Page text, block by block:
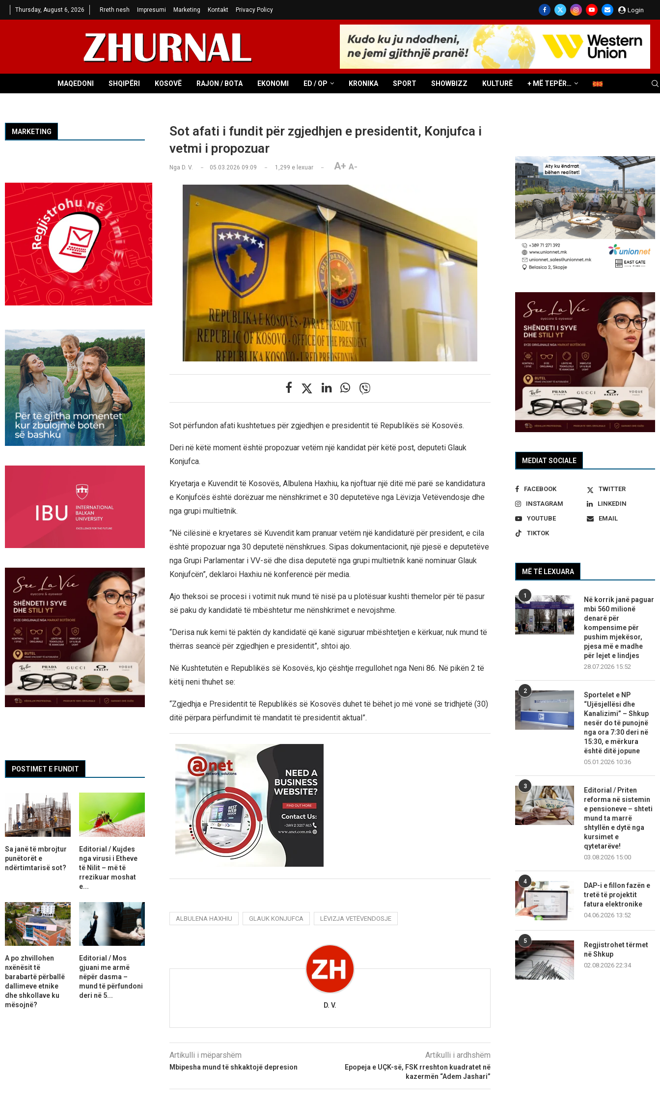
Thursday, August 6, 2026 Rreth nesh Impresumi Marketing Kontakt Privacy Policy Login
MAQEDONI SHQIPËRI KOSOVË RAJON / BOTA EKONOMI ED / OP KRONIKA SPORT SHOWBIZZ KULTURË + MË TEPËR…
Sot afati i fundit për zgjedhjen e presidentit, Konjufca i
vetmi i propozuar
Nga D. V. 05.03.2026 09:09 1,299 e lexuar A+ A-
Sot përfundon afati kushtetues për zgjedhjen e presidentit të Republikës së Kosovës.
Deri në këtë moment është propozuar vetëm një kandidat për këtë post, deputeti Glauk
Konjufca.
Kryetarja e Kuvendit të Kosovës, Albulena Haxhiu, ka njoftuar një ditë më parë se kandidatura
e Konjufcës është dorëzuar me nënshkrimet e 30 deputetëve nga Lëvizja Vetëvendosje dhe
nga grupi multietnik.
“Në cilësinë e kryetares së Kuvendit kam pranuar vetëm një kandidaturë për president, e cila
është propozuar nga 30 deputetë nënshkrues. Sipas dokumentacionit, një pjesë e deputetëve
nga Grupi Parlamentar i VV-së dhe disa deputetë nga grupi multietnik kanë nominuar Glauk
Konjufcën”, deklaroi Haxhiu në konferencë për media.
Ajo theksoi se procesi i votimit nuk mund të nisë pa u plotësuar kushti themelor për të pasur
së paku dy kandidatë të mbështetur me nënshkrimet e nevojshme.
“Derisa nuk kemi të paktën dy kandidatë që kanë siguruar mbështetjen e kërkuar, nuk mund të
thërras seancë për zgjedhjen e presidentit”, shtoi ajo.
Në Kushtetutën e Republikës së Kosovës, kjo çështje rregullohet nga Neni 86. Në pikën 2 të
këtij neni thuhet se:
“Zgjedhja e Presidentit të Republikës së Kosovës duhet të bëhet jo më vonë se tridhjetë (30)
ditë përpara përfundimit të mandatit të presidentit aktual”.
ALBULENA HAXHIU GLAUK KONJUFCA LËVIZJA VETËVENDOSJE
D. V.
Artikulli i mëparshëm
Mbipesha mund të shkaktojë depresion
Artikulli i ardhshëm
Epopeja e UÇK-së, FSK rreshton kuadratet në
kazermën “Adem Jashari”
MEDIAT SOCIALE
FACEBOOK
TWITTER
INSTAGRAM
LINKEDIN
YOUTUBE
EMAIL
TIKTOK
MË TË LEXUARA
1
Në korrik janë paguar
mbi 560 milionë
denarë për
kompensime për
pushim mjekësor,
pjesa më e madhe
për lejet e lindjes
28.07.2026 15:52
2
Sportelet e NP
“Ujësjellësi dhe
Kanalizimi” – Shkup
nesër do të punojnë
nga ora 7:30 deri në
15:30, e mërkura
është ditë jopune
05.01.2026 10:36
3
Editorial / Priten
reforma në sistemin
e pensioneve – shteti
mund ta marrë
shtyllën e dytë nga
kursimet e
qytetarëve!
03.08.2026 15:00
4
DAP-i e fillon fazën e
tretë të projektit
fatura elektronike
04.06.2026 13:52
5
Regjistrohet tërmet
në Shkup
02.08.2026 22:34
MARKETING
POSTIMET E FUNDIT
Sa janë të mbrojtur
punëtorët e
ndërtimtarisë sot?
Editorial / Kujdes
nga virusi i Etheve
të Nilit – më të
rrezikuar moshat
e...
A po zhvillohen
nxënësit të
barabartë përballë
dallimeve etnike
dhe shkollave ku
mësojnë?
Editorial / Mos
gjuani me armë
nëpër dasma –
mund të përfundoni
deri në 5...